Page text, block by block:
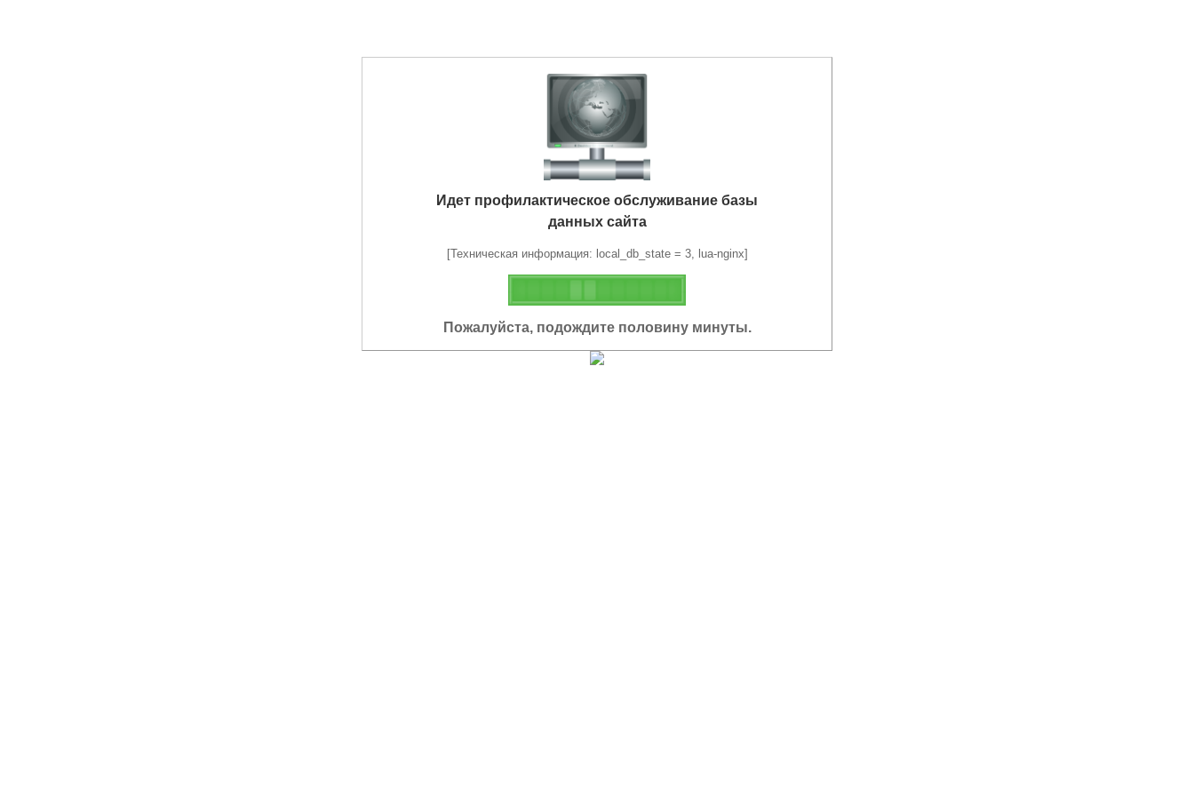
Идет профилактическое обслуживание базы
данных сайта
[Техническая информация: local_db_state = 3, lua-nginx]
Пожалуйста, подождите половину минуты.